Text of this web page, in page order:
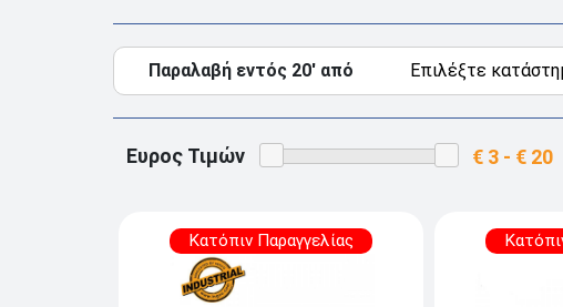
Παραλαβή εντός 20' από
Ευρος Τιμών
Κατόπιν Παραγγελίας